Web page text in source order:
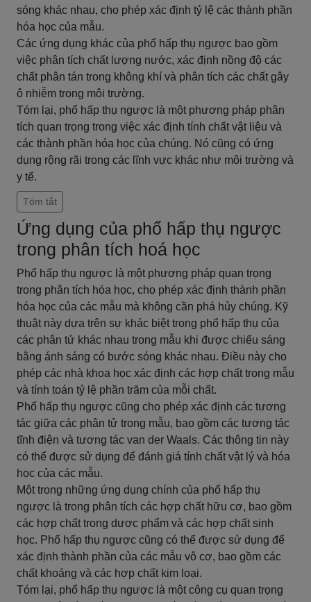
sóng khác nhau, cho phép xác định tỷ lệ các thành phần
hóa học của mẫu.
Các ứng dụng khác của phổ hấp thụ ngược bao gồm
việc phân tích chất lượng nước, xác định nồng độ các
chất phân tán trong không khí và phân tích các chất gây
ô nhiễm trong môi trường.
Tóm lại, phổ hấp thụ ngược là một phương pháp phân
tích quan trọng trong việc xác định tính chất vật liệu và
các thành phần hóa học của chúng. Nó cũng có ứng
dụng rộng rãi trong các lĩnh vực khác như môi trường và
y tế.
Tóm tắt
Ứng dụng của phổ hấp thụ ngược
trong phân tích hoá học
Phổ hấp thụ ngược là một phương pháp quan trọng
trong phân tích hóa học, cho phép xác định thành phần
hóa học của các mẫu mà không cần phá hủy chúng. Kỹ
thuật này dựa trên sự khác biệt trong phổ hấp thụ của
các phân tử khác nhau trong mẫu khi được chiếu sáng
bằng ánh sáng có bước sóng khác nhau. Điều này cho
phép các nhà khoa học xác định các hợp chất trong mẫu
và tính toán tỷ lệ phần trăm của mỗi chất.
Phổ hấp thụ ngược cũng cho phép xác định các tương
tác giữa các phân tử trong mẫu, bao gồm các tương tác
tĩnh điện và tương tác van der Waals. Các thông tin này
có thể được sử dụng để đánh giá tính chất vật lý và hóa
học của các mẫu.
Một trong những ứng dụng chính của phổ hấp thụ
ngược là trong phân tích các hợp chất hữu cơ, bao gồm
các hợp chất trong dược phẩm và các hợp chất sinh
học. Phổ hấp thụ ngược cũng có thể được sử dụng để
xác định thành phần của các mẫu vô cơ, bao gồm các
chất khoáng và các hợp chất kim loại.
Tóm lại, phổ hấp thụ ngược là một công cụ quan trọng